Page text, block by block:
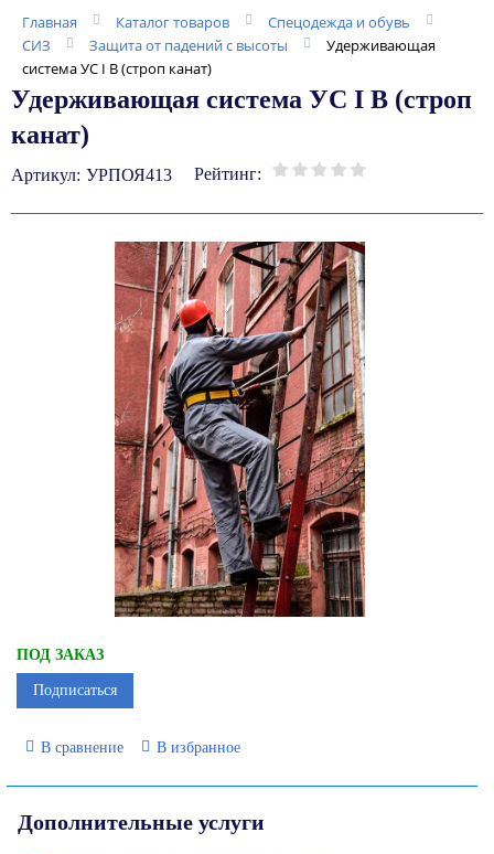
Главная Каталог товаров
Спецодежда и обувь
СИЗ
Защита от падений с высоты
Удерживающая
система УС I В (строп канат)
Удерживающая система УС I В (строп
канат)
Артикул: УРПОЯ413 Рейтинг:
ПОД ЗАКАЗ
Подписаться
В сравнение В избранное
Дополнительные услуги